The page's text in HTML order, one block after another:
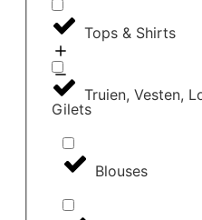
Tops & Shirts
Truien, Vesten,
Gilets
Blouses